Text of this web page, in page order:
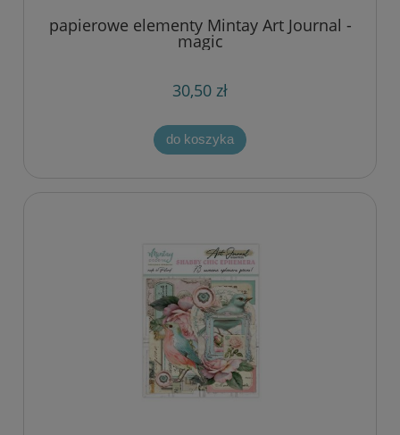
papierowe elementy Mintay Art Journal -
magic
30,50 zł
do koszyka